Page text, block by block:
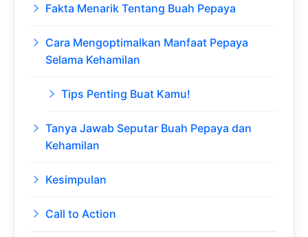
Fakta Menarik Tentang Buah Pepaya
Cara Mengoptimalkan Manfaat Pepaya
Selama Kehamilan
Tips Penting Buat Kamu!
Tanya Jawab Seputar Buah Pepaya dan
Kehamilan
Kesimpulan
Call to Action